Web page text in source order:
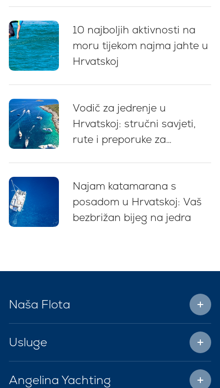
10 najboljih aktivnosti na
moru tijekom najma jahte u
Hrvatskoj
Vodič za jedrenje u
Hrvatskoj: stručni savjeti,
rute i preporuke za
Najam katamarana s
posadom u Hrvatskoj: Vaš
bezbrižan bijeg na jedra
Naša Flota
Usluge
Angelina Yachting